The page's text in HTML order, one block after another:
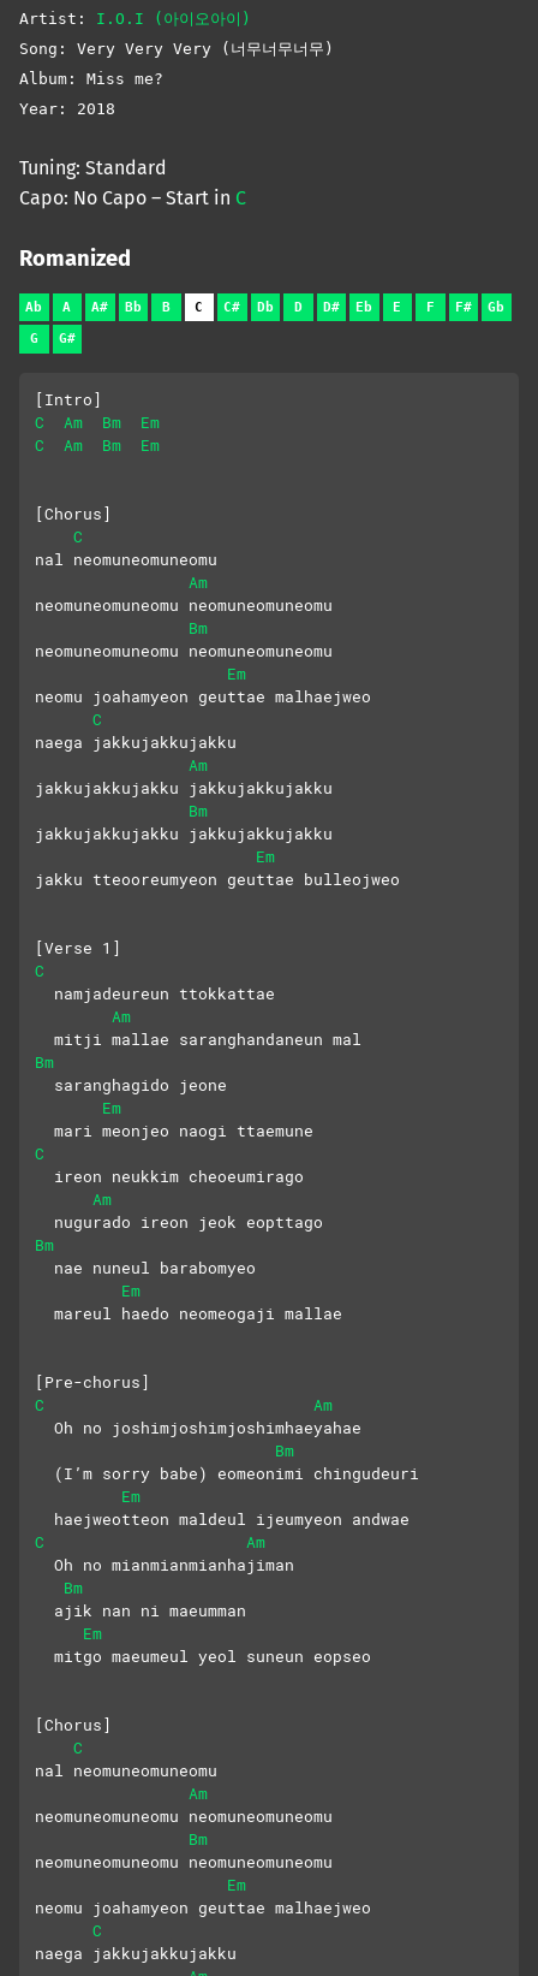
Artist: I.O.I (아이오아이)
Song: Very Very Very (너무너무너무)
Album: Miss me?
Year: 2018
Tuning: Standard
Capo: No Capo – Start in C
Romanized
Ab A A# Bb B C C# Db D D# Eb E F F# Gb
G G#
[Intro]
C
Am Bm
Em
C
Am Bm Em
[Chorus]
C
nal neomuneomuneomu
Am
neomuneomuneomu neomuneomuneomu
Bm
neomuneomuneomu neomuneomuneomu
Em
neomu joahamyeon geuttae malhaejweo
C
naega jakkujakkujakku
Am
jakkujakkujakku jakkujakkujakku
Bm
jakkujakkujakku jakkujakkujakku
Em
jakku tteooreumyeon geuttae bulleojweo
[Verse 1]
C
  namjadeureun ttokkattae
Am
  mitji mallae saranghandaneun mal
Bm
  saranghagido jeone
Em
  mari meonjeo naogi ttaemune
C
  ireon neukkim cheoeumirago
Am
  nugurado ireon jeok eopttago
Bm
  nae nuneul barabomyeo
Em
  mareul haedo neomeogaji mallae
[Pre-chorus]
C
Am
  Oh no joshimjoshimjoshimhaeyahae
Bm
  (I’m sorry babe) eomeonimi chingudeuri
Em
  haejweotteon maldeul ijeumyeon andwae
C
Am
  Oh no mianmianmianhajiman
Bm
  ajik nan ni maeumman
Em
  mitgo maeumeul yeol suneun eopseo
[Chorus]
C
nal neomuneomuneomu
Am
neomuneomuneomu neomuneomuneomu
Bm
neomuneomuneomu neomuneomuneomu
Em
neomu joahamyeon geuttae malhaejweo
C
naega jakkujakkujakku